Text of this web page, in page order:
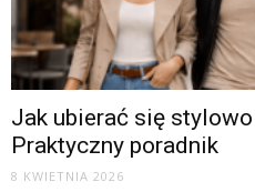
Jak ubierać się
Praktyczny poradnik
8 KWIETNIA 2026